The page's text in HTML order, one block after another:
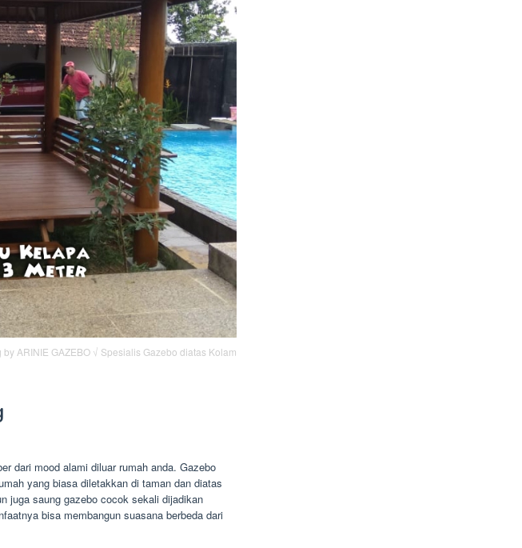
ARINIE GAZEBO √ Spesialis Gazebo diatas Kolam
dari mood alami diluar rumah anda. Gazebo
yang biasa diletakkan di taman dan diatas
juga saung gazebo cocok sekali dijadikan
bisa membangun suasana berbeda dari